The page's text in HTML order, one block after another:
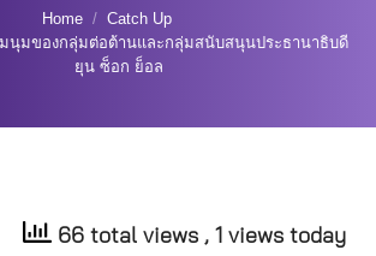
Home
Catch Up
มนุมของกลุ่มต่อต้านและกลุ่มสนับสนุนประธานาธิบดี
ยุน ซ็อก ย็อล
66 total views , 1 views today